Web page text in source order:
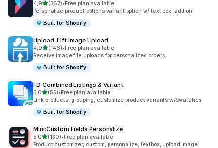
4,95 yıldız üzerinden
(367)
toplam 367 değerlendirme
•Free plan available
Personalize product options variant option w/ text box, add on
Built for Shopify
Upload‑Lift Image Upload
4,95 yıldız üzerinden
(146)
toplam 146 değerlendirme
•Free plan available
Receive Image file uploads for personalized orders.
Built for Shopify
FD Combined Listings & Variant
5,05 yıldız üzerinden
(55)
toplam 55 değerlendirme
•Free plan available
Link products, grouping, customize product variants w/swatches
Built for Shopify
Mini:Custom Fields Personalize
5,05 yıldız üzerinden
(130)
toplam 130 değerlendirme
•Free plan available
Product customizer, custom, personalize, textbox, upload image